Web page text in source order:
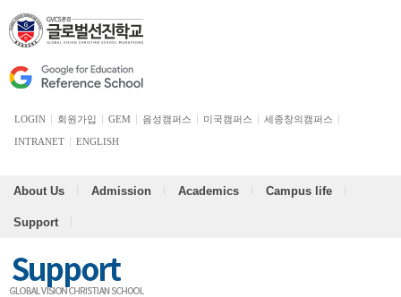
LOGIN 회원가입 GEM 음성캠퍼스 미국캠퍼스 세종창의캠퍼스
INTRANET ENGLISH
About Us Admission Academics Campus life
Support